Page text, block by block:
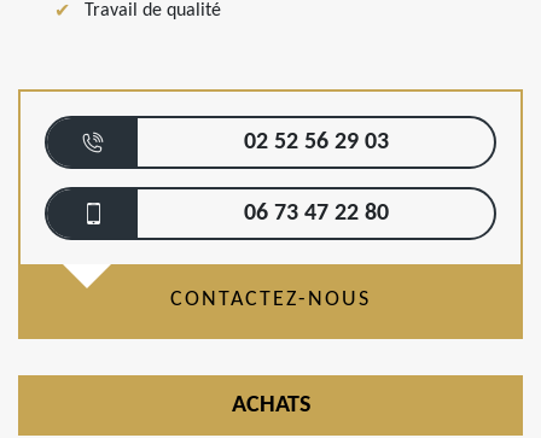
Travail de qualité
02 52 56 29 03
06 73 47 22 80
CONTACTEZ-NOUS
ACHATS